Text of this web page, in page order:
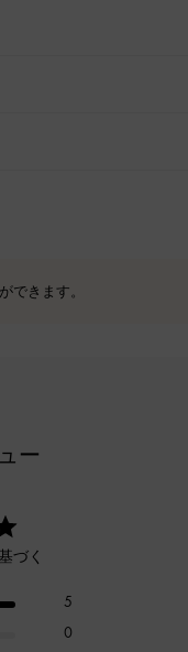
できます。
ー
づく
5
0